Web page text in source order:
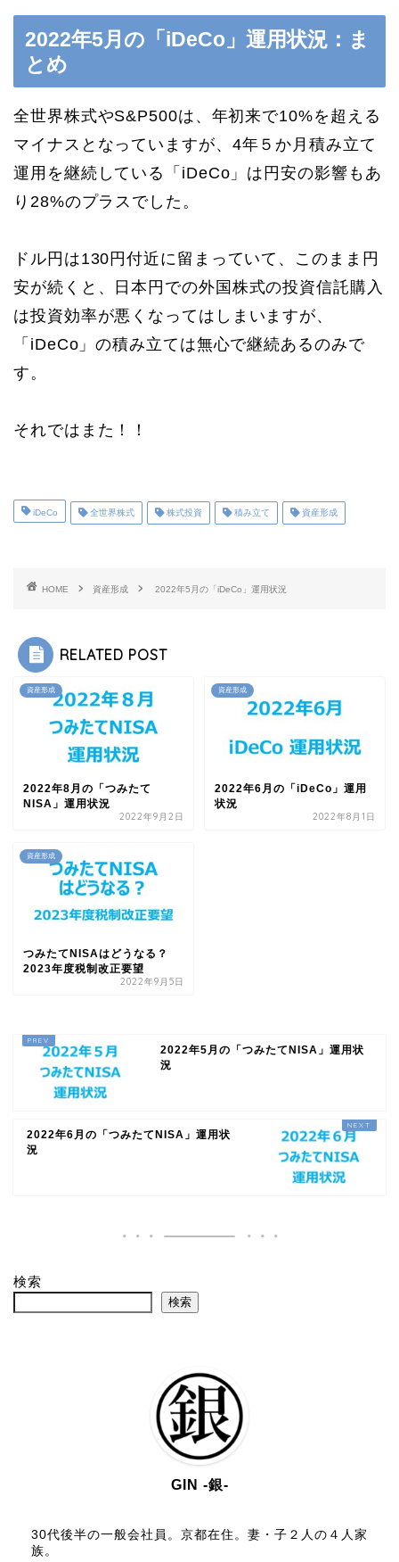
2022年5月の「iDeCo」運用状況：ま
とめ
全世界株式やS&P500は、年初来で10%を超える
マイナスとなっていますが、4年５か月積み立て
運用を継続している「iDeCo」は円安の影響もあ
り28%のプラスでした。
ドル円は130円付近に留まっていて、このまま円
安が続くと、日本円での外国株式の投資信託購入
は投資効率が悪くなってはしまいますが、
「iDeCo」の積み立ては無心で継続あるのみで
す。
それではまた！！
iDeCo 全世界株式 株式投資 積み立て 資産形成
HOME 資産形成 2022年5月の「iDeCo」運用状況
RELATED POST
資産形成
2022年8月の「つみたて
NISA」運用状況
2022年9月2日
資産形成
2022年6月の「iDeCo」運用
状況
2022年8月1日
資産形成
つみたてNISAはどうなる？
2023年度税制改正要望
2022年9月5日
2022年5月の「つみたてNISA」運用状
況
2022年6月の「つみたてNISA」運用状
況
検索
検索
GIN -銀-
30代後半の一般会社員。京都在住。妻・子２人の４人家
族。